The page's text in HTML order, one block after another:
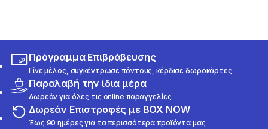
Πρόγραμμα Επιβράβευσης
Γίνε μέλος, συγκέντρωσε πόντους, κέρδισε δωροκάρτες
Παραλαβή την ίδια μέρα
Δωρεάν για όλες τις online παραγγελίες
Δωρεάν Επιστροφές με BOX NOW
Έως 90 ημέρες για τα περισσότερα προϊόντα μας